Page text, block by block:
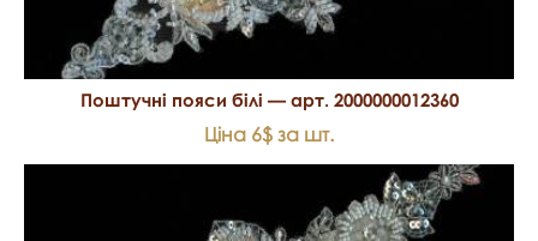
Поштучні пояси білі — арт. 2000000012360
Ціна 6$ за шт.